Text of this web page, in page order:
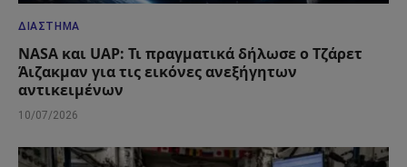
ΔΙΆΣΤΗΜΑ
NASA και UAP: Τι πραγματικά δήλωσε ο Τζάρετ
Άιζακμαν για τις εικόνες ανεξήγητων
αντικειμένων
10/07/2026